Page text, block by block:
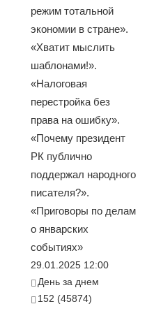
режим тотальной
экономии в стране».
«Хватит мыслить
шаблонами!».
«Налоговая
перестройка без
права на ошибку».
«Почему президент
РК публично
поддержал народного
писателя?».
«Приговоры по делам
о январских
событиях»
29.01.2025 12:00
День за днем
152 (45874)